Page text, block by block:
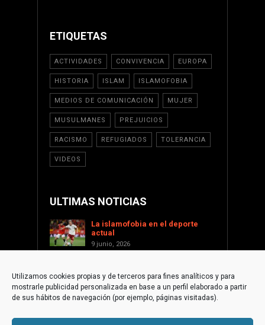
Utilizamos cookies propias y de terceros para fines analíticos y para
mostrarle publicidad personalizada en base a un perfil elaborado a partir
de sus hábitos de navegación (por ejemplo, páginas visitadas).
ETIQUETAS
ACTIVIDADES CONVIVENCIA EUROPA
HISTORIA ISLAM ISLAMOFOBIA
MEDIOS DE COMUNICACIÓN MUJER
MUSULMANES PREJUICIOS
RACISMO REFUGIADOS TOLERANCIA
VIDEOS
ULTIMAS NOTICIAS
La islamofobia en el deporte
actual
9 junio, 2026
17 enero, 2026
Apoyar a Palestina desde la
sociedad civil internacional